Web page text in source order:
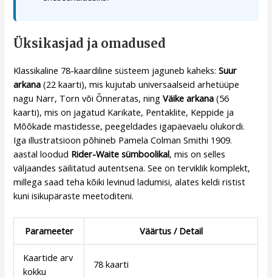
Üksikasjad ja omadused
Klassikaline 78-kaardiline süsteem jaguneb kaheks:Suur
arkana (22 kaarti), mis kujutab universaalseid arhetüüpe
nagu Narr, Torn või Õnneratas, ningVäike arkana (56
kaarti), mis on jagatud Karikate, Pentaklite, Keppide ja
Mõõkade mastidesse, peegeldades igapäevaelu olukordi.
Iga illustratsioon põhineb Pamela Colman Smithi 1909.
aastal loodud Rider-Waite sümboolikal, mis on selles
väljaandes säilitatud autentsena. See on terviklik komplekt,
millega saad teha kõiki levinud ladumisi, alates keldi ristist
kuni isikupäraste meetoditeni.
Parameeter Väärtus / Detail
Kaartide arv
kokku
78 kaarti